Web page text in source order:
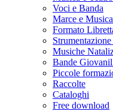
Voci e Banda
Marce e
Formato
Musiche
Bande
Piccole
Raccolte
Cataloghi
Free download